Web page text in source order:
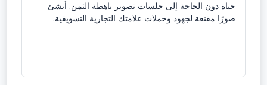
حياة دون الحاجة إلى جلسات تصوير باهظة الثمن. أنشئ
صورًا مقنعة لجهود وحملات علامتك التجارية التسويقية.